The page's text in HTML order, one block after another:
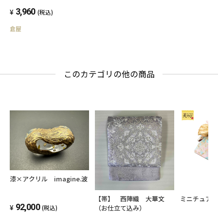
3,960 (税込)
倉屋
このカテゴリの他の商品
漆×アクリル imagine.波
92,000 (税込)
【帯】 西陣織 大華文
（お仕立て込み）
ミニチュア